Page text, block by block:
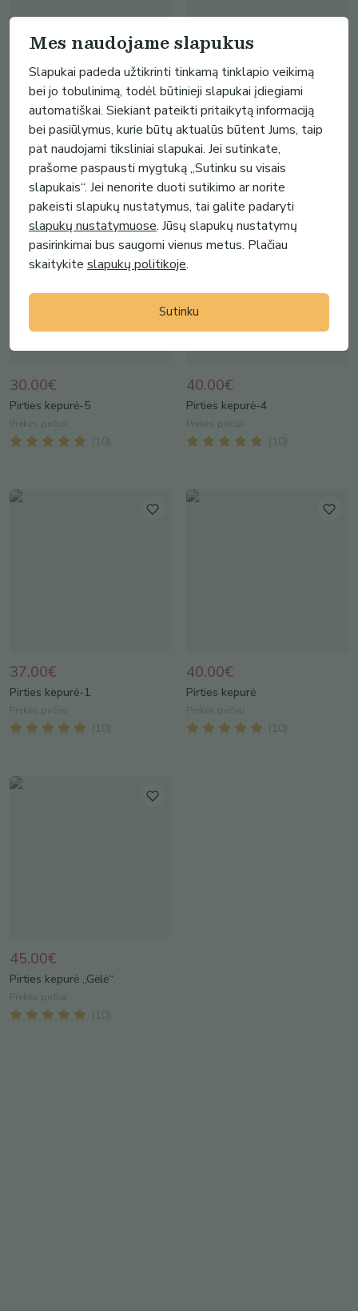
37.00€
Pirties kepurė-9
Prekės pirčiai
(10
30.00€
Pirties kepurė-7
Prekės pirčiai
(10
30.00€
Pirties kepurė-5
Prekės pirčiai
( 10
40.00€
Pirties kepurė-4
Prekės pirčiai
( 10
37.00€
Pirties kepurė-1
Prekės pirčiai
( 10
40.00€
Pirties kepurė
Prekės pirčiai
( 10
45.00€
Pirties kepurė „Gėlė“
Prekės pirčiai
( 10
Mes naudojame slapukus
Slapukai padeda užtikrinti tinkamą tinklapio veikimą
bei jo tobulinimą, todėl būtinieji slapukai įdiegiami
automatiškai. Siekiant pateikti pritaikytą informaciją
bei pasiūlymus, kurie būtų aktualūs būtent Jums, taip
pat naudojami tiksliniai slapukai. Jei sutinkate,
prašome paspausti mygtuką „Sutinku su visais
slapukais“. Jei nenorite duoti sutikimo ar norite
pakeisti slapukų nustatymus, tai galite padaryti
slapukų nustatymuose. Jūsų slapukų nustatymų
pasirinkimai bus saugomi vienus metus. Plačiau
skaitykite slapukų politikoje.
Sutinku